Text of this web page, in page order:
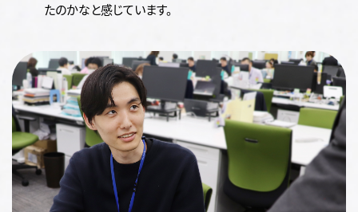
たのかなと感じています。